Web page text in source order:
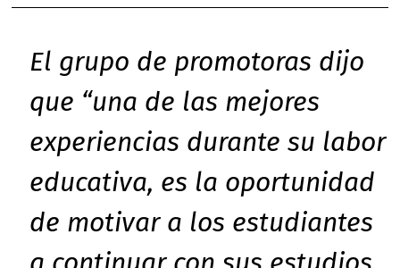
El grupo de promotoras dijo
que “una de las mejores
experiencias durante su labor
educativa, es la oportunidad
de motivar a los estudiantes